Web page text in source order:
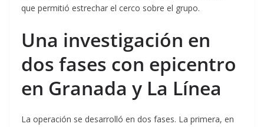
que permitió estrechar el cerco sobre el grupo.
Una investigación en
dos fases con epicentro
en Granada y La Línea
La operación se desarrolló en dos fases. La primera, en